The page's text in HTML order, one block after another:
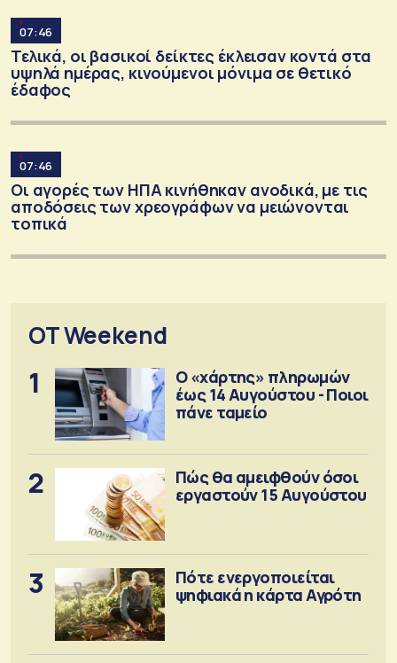
07:46
Τελικά, οι βασικοί δείκτες έκλεισαν κοντά στα
υψηλά ημέρας, κινούμενοι μόνιμα σε θετικό
έδαφος
07:46
Οι αγορές των ΗΠΑ κινήθηκαν ανοδικά, με τις
αποδόσεις των χρεογράφων να μειώνονται
τοπικά
OT Weekend
1
Ο «χάρτης» πληρωμών
έως 14 Αυγούστου - Ποιοι
πάνε ταμείο
2
Πώς θα αμειφθούν όσοι
εργαστούν 15 Αυγούστου
3
Πότε ενεργοποιείται
ψηφιακά η κάρτα Αγρότη